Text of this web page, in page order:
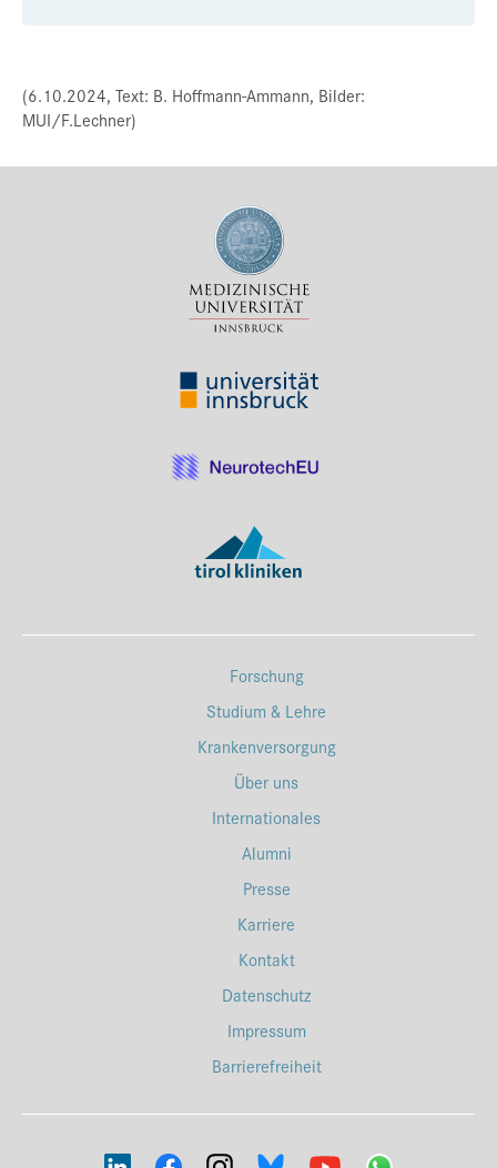
(6.10.2024, Text: B. Hoffmann-Ammann, Bilder:
MUI/F.Lechner)
Forschung
Studium & Lehre
Krankenversorgung
Über uns
Internationales
Alumni
Presse
Karriere
Kontakt
Datenschutz
Impressum
Barrierefreiheit